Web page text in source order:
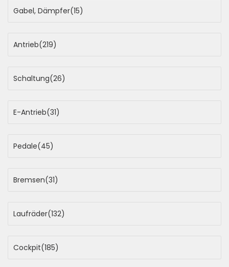
Gabel, Dämpfer(15)
Antrieb(219)
Schaltung(26)
E-Antrieb(31)
Pedale(45)
Bremsen(31)
Laufräder(132)
Cockpit(185)